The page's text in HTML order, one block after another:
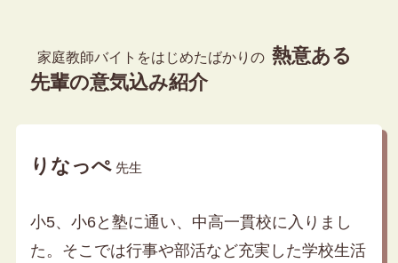
家庭教師バイトをはじめたばかりの 熱意ある
先輩の意気込み紹介
りなっぺ先生
小5、小6と塾に通い、中高一貫校に入りまし
た。そこでは行事や部活など充実した学校生活